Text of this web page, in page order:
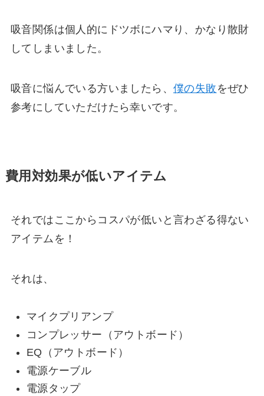
吸音関係は個人的にドツボにハマり、かなり散財
してしまいました。
吸音に悩んでいる方いましたら、 僕の失敗 をぜひ
参考にしていただけたら幸いです。
費用対効果が低いアイテム
それではここからコスパが低いと言わざる得ない
アイテムを！
それは、
マイクプリアンプ
コンプレッサー（アウトボード）
EQ（アウトボード）
電源ケーブル
電源タップ